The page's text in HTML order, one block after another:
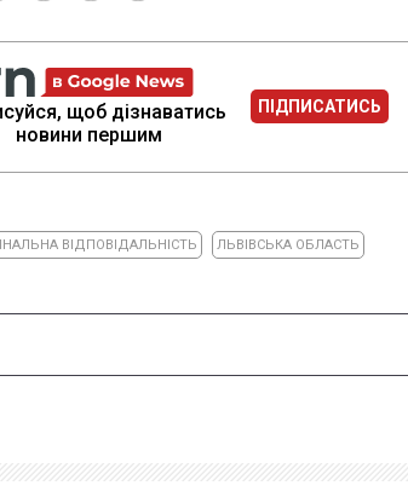
щоб дізнаватись
новини першим
ПІДПИСАТИСЬ
ВІДПОВІДАЛЬНІСТЬ ЛЬВІВСЬКА ОБЛАСТЬ